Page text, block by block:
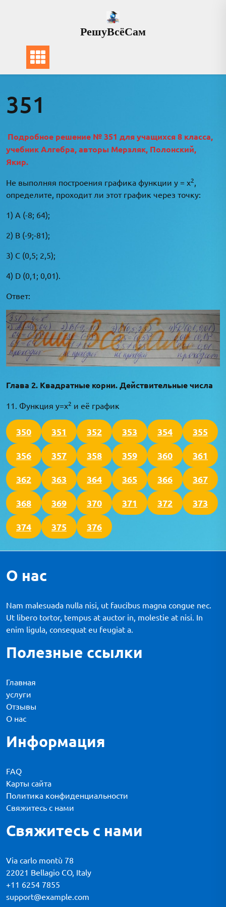
РешуВсёСам
351
Подробное решение № 351 для учащихся 8 класса,
учебник Алгебра, авторы Мерзляк, Полонский,
Якир.
Не выполняя построения графика функции у = х2
определите, проходит ли этот график через точку:
1) А (-8; 64);
2) В (-9;-81);
3) С (0,5; 2,5);
4) D (0,1; 0,01).
Ответ:
Глава 2. Квадратные корни. Действительные числа
11. Функция y=x2 и её график
350 351 352 353 354 355
356 357 358 359 360 361
362 363 364 365 366 367
368 369 370 371 372 373
374 375 376
О нас
Nam malesuada nulla nisi, ut faucibus magna congue nec.
Ut libero tortor, tempus at auctor in, molestie at nisi. In
enim ligula, consequat eu feugiat a.
Полезные ссылки
Главная
услуги
Отзывы
О нас
Информация
FAQ
Карты сайта
Политика конфиденциальности
Свяжитесь с нами
Свяжитесь с нами
Via carlo montù 78
22021 Bellagio CO, Italy
+11 6254 7855
support@example.com